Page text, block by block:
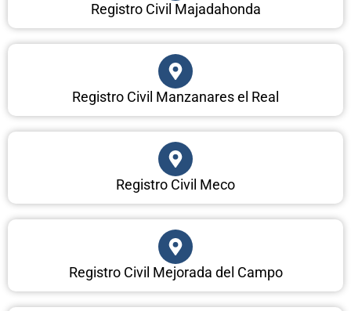
Registro Civil Majadahonda
Registro Civil Manzanares el Real
Registro Civil Meco
Registro Civil Mejorada del Campo